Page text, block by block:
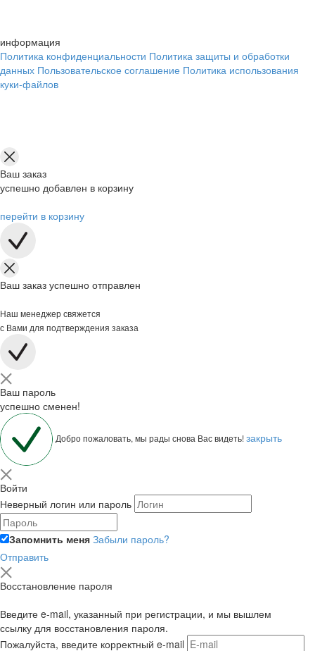
информация
Политика конфиденциальности Политика защиты и обработки
данных Пользовательское соглашение Политика использования
куки-файлов
Ваш заказ
успешно добавлен в корзину
перейти в корзину
Ваш заказ успешно отправлен
Наш менеджер свяжется
с Вами для подтверждения заказа
Ваш пароль
успешно сменен!
Добро пожаловать, мы рады снова Вас видеть!закрыть
Войти
Неверный логин или пароль
Запомнить меня Забыли пароль?
Отправить
Восстановление пароля
Введите e-mail, указанный при регистрации, и мы вышлем
ссылку для восстановления пароля.
Пожалуйста, введите корректный e-mail